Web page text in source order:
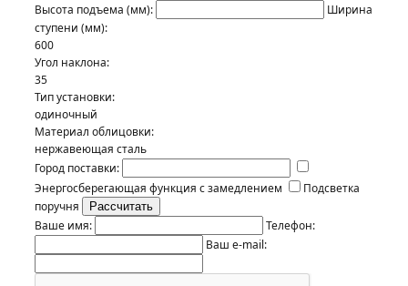
Высота подъема (мм):
Ширина
ступени (мм):
600
Угол наклона:
35
Тип установки:
одиночный
Материал облицовки:
нержавеющая сталь
Город поставки:
Энергосберегающая функция с замедлением
Подсветка
поручня
Ваше имя:
Телефон:
Ваш e-mail: